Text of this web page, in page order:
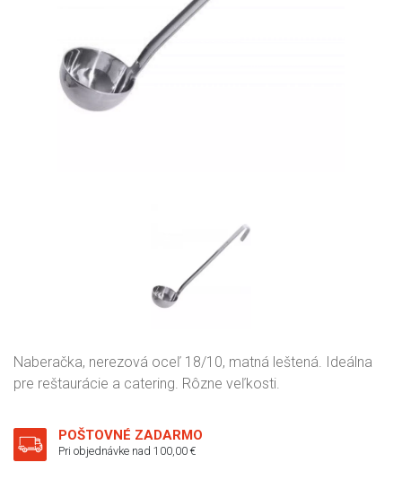
Naberačka, nerezová oceľ 18/10, matná leštená. Ideálna
pre reštaurácie a catering. Rôzne veľkosti.
POŠTOVNÉ ZADARMO
Pri objednávke nad 100,00 €